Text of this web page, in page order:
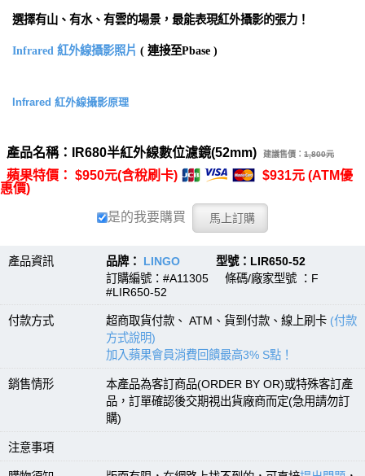
選擇有山、有水、有雲的場景，最能表現紅外攝影的張力！
Infrared 紅外線攝影照片 ( 連接至Pbase )
Infrared 紅外線攝影原理
產品名稱：IR680半紅外線數位濾鏡(52mm) 建議售價： 1,800元
蘋果特價： $950元(含稅刷卡)
$931元 (ATM優
惠價)
是的我要購買
產品資訊 品牌： LINGO 型號：LIR650-52
訂購編號：#A11305 條碼/廠家型號 ：F
#LIR650-52
付款方式 超商取貨付款、 ATM、貨到付款、線上刷卡 (付款
方式說明)
加入蘋果會員消費回饋最高3% S點！
銷售情形
本產品為客訂商品(ORDER BY OR)或特殊客訂產
品，訂單確認後交期視出貨廠商而定(急用請勿訂
購)
注意事項